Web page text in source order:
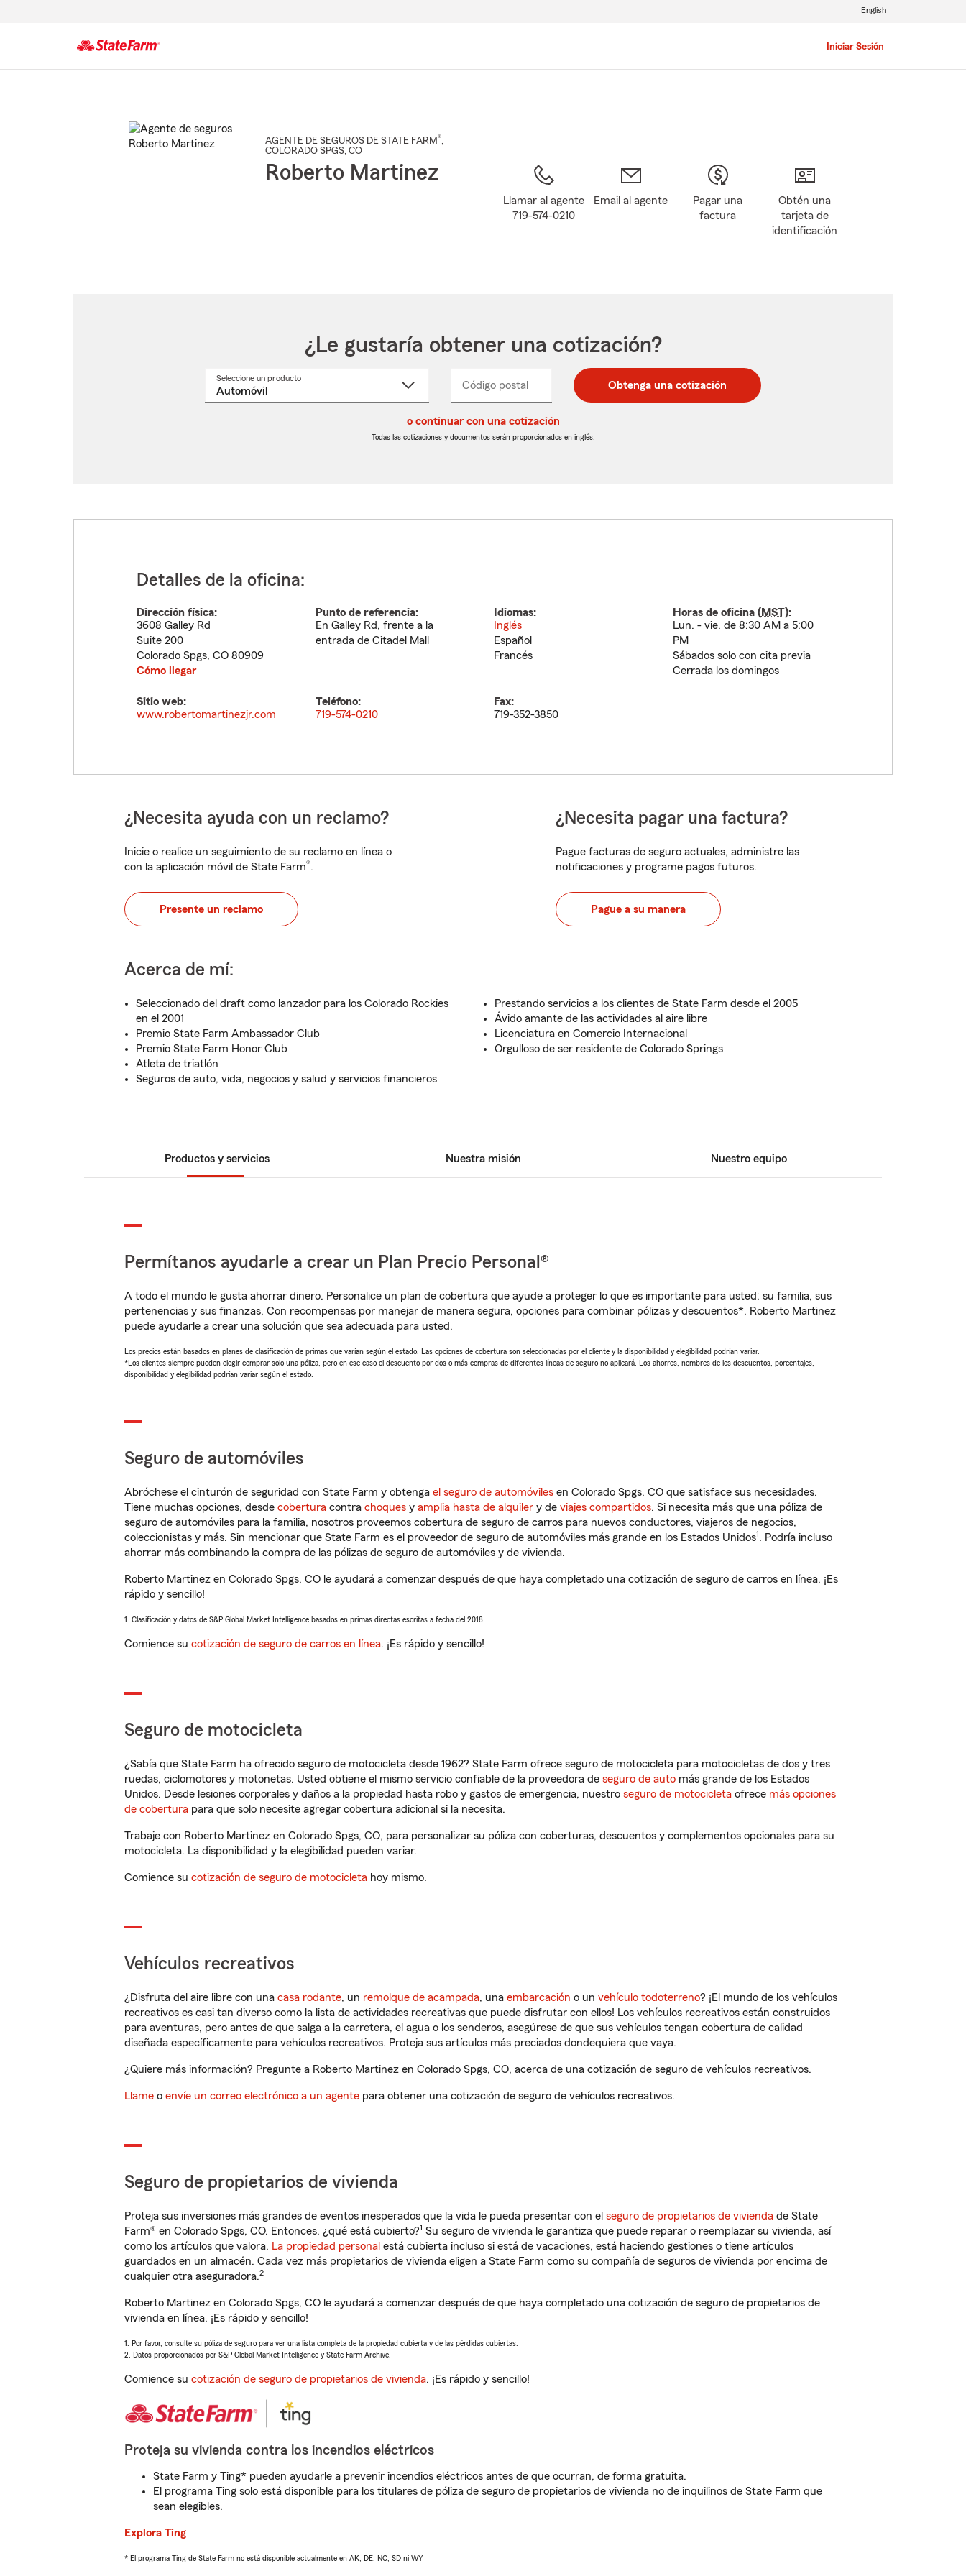
Iniciar Sesión
English
AGENTE DE SEGUROS DE STATE FARM®,
COLORADO SPGS, CO
Roberto Martinez
Llamar al agente
719-574-0210
Email al agente
Pagar una
factura
Obtén una
tarjeta de
identificación
¿Le gustaría obtener una cotización?
Seleccione un productoSeleccione
Código postal
postal
de
postal
de
_____ Obtenga una cotización
o continuar con una cotización
Todas las cotizaciones y documentos serán proporcionados en inglés.
Detalles de la oficina:
Dirección física:
3608 Galley Rd
Suite 200
Colorado Spgs, CO 80909
Cómo llegar
Punto de referencia:
En Galley Rd, frente a la
entrada de Citadel Mall
Idiomas:
Inglés
Español
Francés
Horas de oficina (MST):
Lun. - vie. de 8:30 AM a 5:00
PM
Sábados solo con cita previa
Cerrada los domingos
Sitio web:
www.robertomartinezjr.com
Teléfono:
719-574-0210
Fax:
719-352-3850
¿Necesita ayuda con un reclamo?
Inicie o realice un seguimiento de su reclamo en línea o
con la aplicación móvil de State Farm®.
Presente un reclamo
¿Necesita pagar una factura?
Pague facturas de seguro actuales, administre las
notificaciones y programe pagos futuros.
Pague a su manera
Acerca de mí:
Seleccionado del draft como lanzador para los Colorado Rockies
en el 2001
Premio State Farm Ambassador Club
Premio State Farm Honor Club
Atleta de triatlón
Seguros de auto, vida, negocios y salud y servicios financieros
Prestando servicios a los clientes de State Farm desde el 2005
Ávido amante de las actividades al aire libre
Licenciatura en Comercio Internacional
Orgulloso de ser residente de Colorado Springs
Productos y servicios Nuestra misión Nuestro equipo
Permítanos ayudarle a crear un Plan Precio Personal®
A todo el mundo le gusta ahorrar dinero. Personalice un plan de cobertura que ayude a proteger lo que es importante para usted: su familia, sus
pertenencias y sus finanzas. Con recompensas por manejar de manera segura, opciones para combinar pólizas y descuentos*, Roberto Martinez
puede ayudarle a crear una solución que sea adecuada para usted.
Los precios están basados en planes de clasificación de primas que varían según el estado. Las opciones de cobertura son seleccionadas por el cliente y la disponibilidad y elegibilidad podrían variar.
*Los clientes siempre pueden elegir comprar solo una póliza, pero en ese caso el descuento por dos o más compras de diferentes líneas de seguro no aplicará. Los ahorros, nombres de los descuentos, porcentajes,
disponibilidad y elegibilidad podrían variar según el estado.
Seguro de automóviles
Abróchese el cinturón de seguridad con State Farm y obtenga el seguro de automóviles en Colorado Spgs, CO que satisface sus necesidades.
Tiene muchas opciones, desde cobertura contra choques y amplia hasta de alquiler y de viajes compartidos. Si necesita más que una póliza de
seguro de automóviles para la familia, nosotros proveemos cobertura de seguro de carros para nuevos conductores, viajeros de negocios,
coleccionistas y más. Sin mencionar que State Farm es el proveedor de seguro de automóviles más grande en los Estados Unidos1. Podría incluso
ahorrar más combinando la compra de las pólizas de seguro de automóviles y de vivienda.
Roberto Martinez en Colorado Spgs, CO le ayudará a comenzar después de que haya completado una cotización de seguro de carros en línea. ¡Es
rápido y sencillo!
1. Clasificación y datos de S&P Global Market Intelligence basados en primas directas escritas a fecha del 2018.
Comience su cotización de seguro de carros en línea. ¡Es rápido y sencillo!
Seguro de motocicleta
¿Sabía que State Farm ha ofrecido seguro de motocicleta desde 1962? State Farm ofrece seguro de motocicleta para motocicletas de dos y tres
ruedas, ciclomotores y motonetas. Usted obtiene el mismo servicio confiable de la proveedora de seguro de auto más grande de los Estados
Unidos. Desde lesiones corporales y daños a la propiedad hasta robo y gastos de emergencia, nuestro seguro de motocicleta ofrece más opciones
de cobertura para que solo necesite agregar cobertura adicional si la necesita.
Trabaje con Roberto Martinez en Colorado Spgs, CO, para personalizar su póliza con coberturas, descuentos y complementos opcionales para su
motocicleta. La disponibilidad y la elegibilidad pueden variar.
Comience su cotización de seguro de motocicleta hoy mismo.
Vehículos recreativos
¿Disfruta del aire libre con una casa rodante, un remolque de acampada, una embarcación o un vehículo todoterreno? ¡El mundo de los vehículos
recreativos es casi tan diverso como la lista de actividades recreativas que puede disfrutar con ellos! Los vehículos recreativos están construidos
para aventuras, pero antes de que salga a la carretera, el agua o los senderos, asegúrese de que sus vehículos tengan cobertura de calidad
diseñada específicamente para vehículos recreativos. Proteja sus artículos más preciados dondequiera que vaya.
¿Quiere más información? Pregunte a Roberto Martinez en Colorado Spgs, CO, acerca de una cotización de seguro de vehículos recreativos.
Llame o envíe un correo electrónico a un agente para obtener una cotización de seguro de vehículos recreativos.
Seguro de propietarios de vivienda
Proteja sus inversiones más grandes de eventos inesperados que la vida le pueda presentar con el seguro de propietarios de vivienda de State
Farm® en Colorado Spgs, CO. Entonces, ¿qué está cubierto?1 Su seguro de vivienda le garantiza que puede reparar o reemplazar su vivienda, así
como los artículos que valora. La propiedad personal está cubierta incluso si está de vacaciones, está haciendo gestiones o tiene artículos
guardados en un almacén. Cada vez más propietarios de vivienda eligen a State Farm como su compañía de seguros de vivienda por encima de
cualquier otra aseguradora.2
Roberto Martinez en Colorado Spgs, CO le ayudará a comenzar después de que haya completado una cotización de seguro de propietarios de
vivienda en línea. ¡Es rápido y sencillo!
1. Por favor, consulte su póliza de seguro para ver una lista completa de la propiedad cubierta y de las pérdidas cubiertas.
2. Datos proporcionados por S&P Global Market Intelligence y State Farm Archive.
Comience su cotización de seguro de propietarios de vivienda. ¡Es rápido y sencillo!
Proteja su vivienda contra los incendios eléctricos
State Farm y Ting* pueden ayudarle a prevenir incendios eléctricos antes de que ocurran, de forma gratuita.
El programa Ting solo está disponible para los titulares de póliza de seguro de propietarios de vivienda no de inquilinos de State Farm que
sean elegibles.
Explora Ting
* El programa Ting de State Farm no está disponible actualmente en AK, DE, NC, SD ni WY